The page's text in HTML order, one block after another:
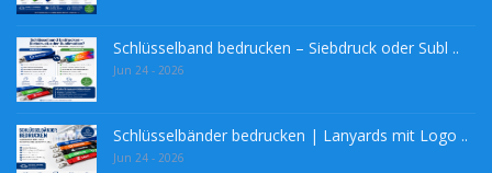
Schlüsselband bedrucken – Siebdruck oder Subl ..
Jun 24 - 2026
Schlüsselbänder bedrucken | Lanyards mit Logo ..
Jun 24 - 2026